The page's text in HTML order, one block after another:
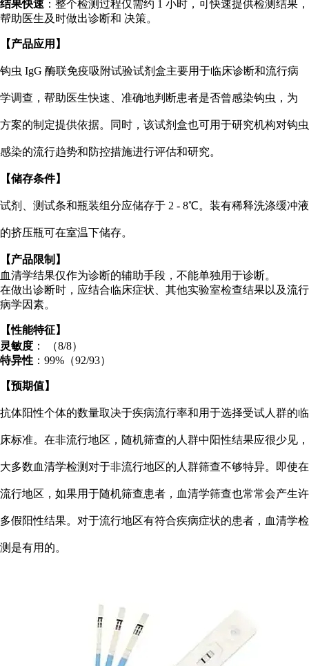
结果快速 ：整个检测过程仅需约 1 小时，可快速提供检测结果，
帮助医生及时做出诊断和 决策。
【产品应用】
钩虫 IgG 酶联免疫吸附试验试剂盒主要用于临床诊断和流行病
学调查，帮助医生快速、准确地判断患者是否曾感染钩虫，为
方案的制定提供依据。同时，该试剂盒也可用于研究机构对钩虫
感染的流行趋势和防控措施进行评估和研究。
【储存条件】
试剂、测试条和瓶装组分应储存于 2 - 8℃。装有稀释洗涤缓冲液
的挤压瓶可在室温下储存。
【产品限制】
血清学结果仅作为诊断的辅助手段，不能单独用于诊断。
在做出诊断时，应结合临床症状、其他实验室检查结果以及流行
病学因素。
【性能特征】
灵敏度 ： （8/8）
特异性 ：99%（92/93）
【预期值】
抗体阳性个体的数量取决于疾病流行率和用于选择受试人群的临
床标准。在非流行地区，随机筛查的人群中阳性结果应很少见，
大多数血清学检测对于非流行地区的人群筛查不够特异。即使在
流行地区，如果用于随机筛查患者，血清学筛查也常常会产生许
多假阳性结果。对于流行地区有符合疾病症状的患者，血清学检
测是有用的。